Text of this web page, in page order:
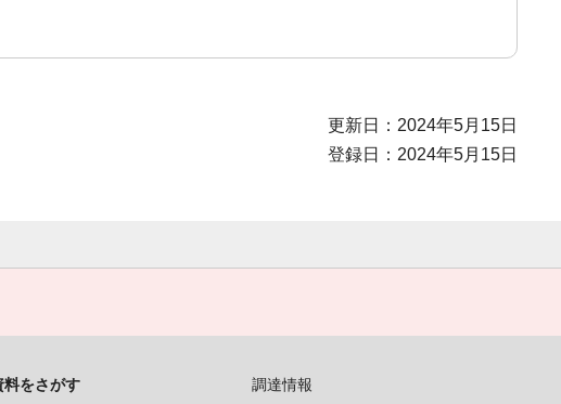
更新日：2024年5月15日
登録日：2024年5月15日
料をさがす
調達情報